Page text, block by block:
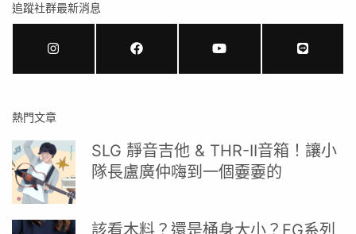
追蹤社群最新消息
熱門文章
SLG 靜音吉他 & THR-II音箱！讓小
隊長盧廣仲嗨到一個嫑嫑的
該看木料？還是桶身大小？FG系列